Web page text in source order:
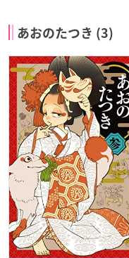
あおのたつき (3)